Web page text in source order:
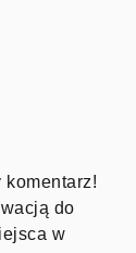
do
w